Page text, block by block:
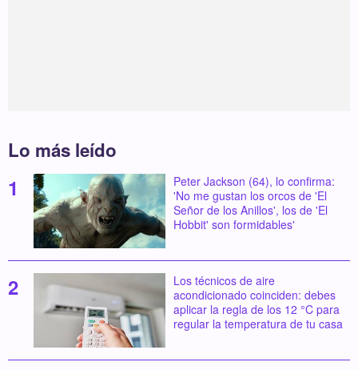
Lo más leído
Peter Jackson (64), lo confirma:
'No me gustan los orcos de 'El
Señor de los Anillos', los de 'El
Hobbit' son formidables'
Los técnicos de aire
acondicionado coinciden: debes
aplicar la regla de los 12 °C para
regular la temperatura de tu casa